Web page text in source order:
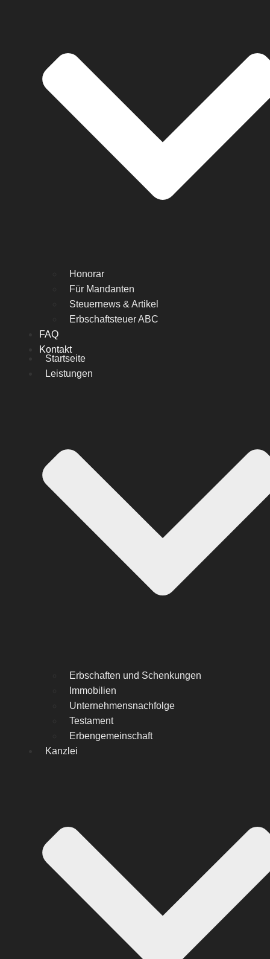
Honorar
Für Mandanten
Steuernews & Artikel
Erbschaftsteuer ABC
FAQ
Kontakt
Startseite
Leistungen
Erbschaften und Schenkungen
Immobilien
Unternehmensnachfolge
Testament
Erbengemeinschaft
Kanzlei